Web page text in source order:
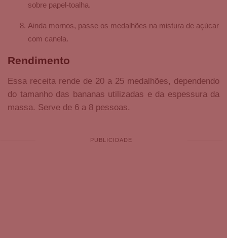
sobre papel-toalha.
Ainda mornos, passe os medalhões na mistura de açúcar
com canela.
Rendimento
Essa receita rende de 20 a 25 medalhões, dependendo
do tamanho das bananas utilizadas e da espessura da
massa. Serve de 6 a 8 pessoas.